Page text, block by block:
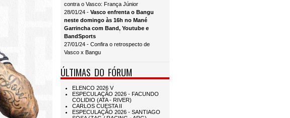
contra o Vasco: França Júnior
28/01/24 - Vasco enfrenta o Bangu
neste domingo às 16h no Mané
Garrincha com Band, Youtube e
BandSports
27/01/24 - Confira o retrospecto de
Vasco x Bangu
ÚLTIMAS DO FÓRUM